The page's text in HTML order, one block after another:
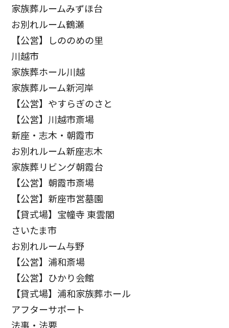
家族葬ルームみずほ台
お別れルーム鶴瀬
【公営】しののめの里
川越市
家族葬ホール川越
家族葬ルーム新河岸
【公営】やすらぎのさと
【公営】川越市斎場
新座・志木・朝霞市
お別れルーム新座志木
家族葬リビング朝霞台
【公営】朝霞市斎場
【公営】新座市営墓園
【貸式場】宝幢寺 東雲閣
さいたま市
お別れルーム与野
【公営】浦和斎場
【公営】ひかり会館
【貸式場】浦和家族葬ホール
アフターサポート
法事・法要